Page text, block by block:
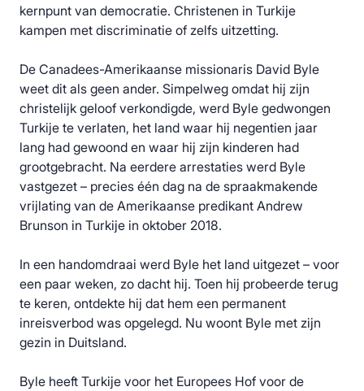
kernpunt van democratie. Christenen in Turkije
kampen met discriminatie of zelfs uitzetting.
De Canadees-Amerikaanse missionaris David Byle
weet dit als geen ander. Simpelweg omdat hij zijn
christelijk geloof verkondigde, werd Byle gedwongen
Turkije te verlaten, het land waar hij negentien jaar
lang had gewoond en waar hij zijn kinderen had
grootgebracht. Na eerdere arrestaties werd Byle
vastgezet – precies één dag na de spraakmakende
vrijlating van de Amerikaanse predikant Andrew
Brunson in Turkije in oktober 2018.
In een handomdraai werd Byle het land uitgezet – voor
een paar weken, zo dacht hij. Toen hij probeerde terug
te keren, ontdekte hij dat hem een permanent
inreisverbod was opgelegd. Nu woont Byle met zijn
gezin in Duitsland.
Byle heeft Turkije voor het Europees Hof voor de